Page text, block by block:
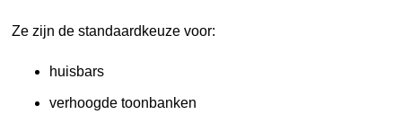
Ze zijn de standaardkeuze voor:
huisbars
verhoogde toonbanken